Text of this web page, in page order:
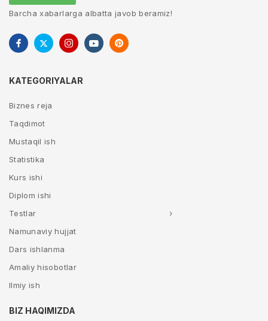
Barcha xabarlarga albatta javob beramiz!
KATEGORIYALAR
Biznes reja
Taqdimot
Mustaqil ish
Statistika
Kurs ishi
Diplom ishi
Testlar
Namunaviy hujjat
Dars ishlanma
Amaliy hisobotlar
Ilmiy ish
BIZ HAQIMIZDA